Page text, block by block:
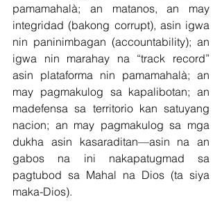
pamamahalà; an matanos, an may
integridad (bakong corrupt), asin igwa
nin paninimbagan (accountability); an
igwa nin marahay na “track record”
asin plataforma nin pamamahalà; an
may pagmakulog sa kapalibotan; an
madefensa sa territorio kan satuyang
nacion; an may pagmakulog sa mga
dukha asin kasaraditan—asin na an
gabos na ini nakapatugmad sa
pagtubod sa Mahal na Dios (ta siya
maka-Dios).